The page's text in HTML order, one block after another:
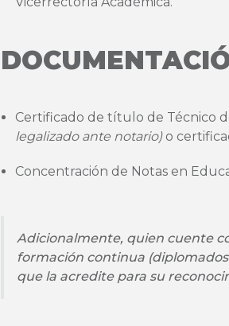
Certificado de título de Técnico
legalizado ante notario)o
Concentración de Notas en
Adicionalmente, quien cuente
formación continua
que la acredite para su